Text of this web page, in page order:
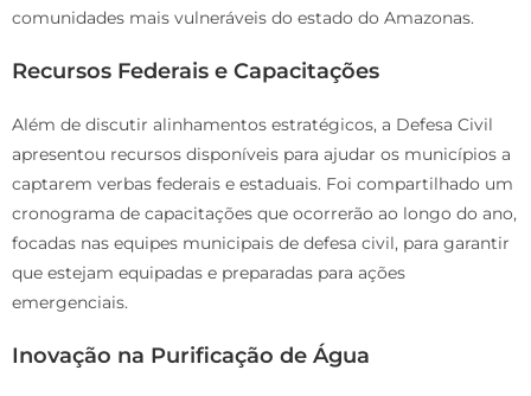
comunidades mais vulneráveis do estado do Amazonas.
Recursos Federais e Capacitações
Além de discutir alinhamentos estratégicos, a Defesa Civil
apresentou recursos disponíveis para ajudar os municípios a
captarem verbas federais e estaduais. Foi compartilhado um
cronograma de capacitações que ocorrerão ao longo do ano,
focadas nas equipes municipais de defesa civil, para garantir
que estejam equipadas e preparadas para ações
emergenciais.
Inovação na Purificação de Água